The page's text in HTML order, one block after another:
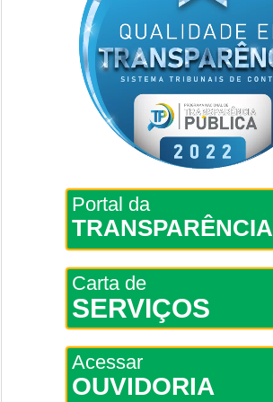
Portal da
TRANSPARÊNCIA
Carta de
SERVIÇOS
Acessar
OUVIDORIA